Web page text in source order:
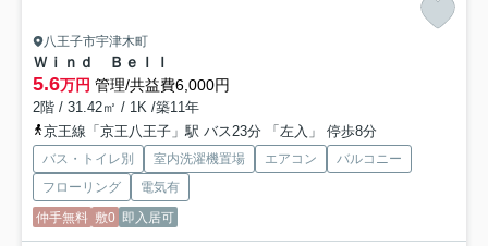
八王子市宇津木町
Ｗｉｎｄ Ｂｅｌｌ
5.6万円 管理/共益費6,000円
2階 / 31.42㎡ / 1K /築11年
京王線「京王八王子」駅 バス23分 「左入」 停歩8分
バス・トイレ別 室内洗濯機置場 エアコン
バルコニー
フローリング
電気有
仲手無料 敷0 即入居可